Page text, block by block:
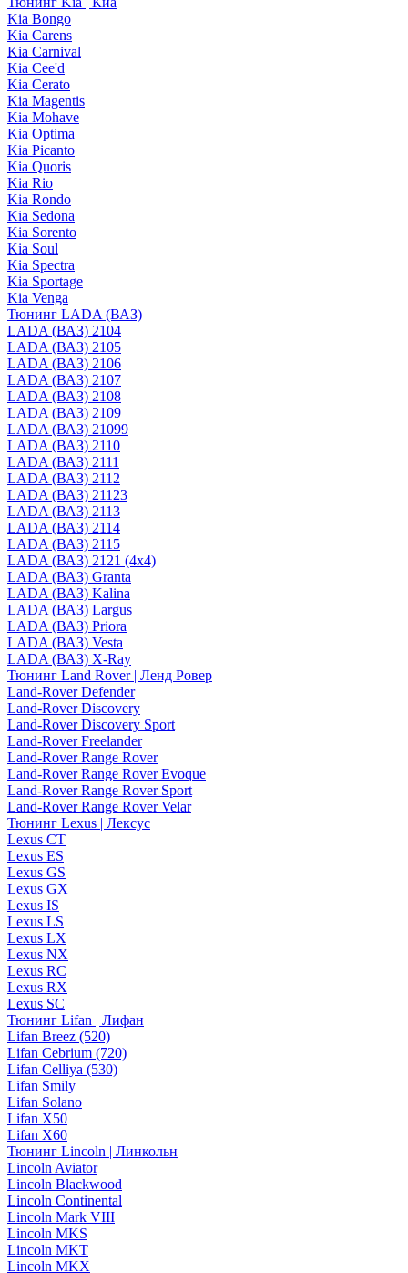
Kia Bongo
Kia Carens
Kia Carnival
Kia Cee'd
Kia Cerato
Kia Magentis
Kia Mohave
Kia Optima
Kia Picanto
Kia Quoris
Kia Rio
Kia Rondo
Kia Sedona
Kia Sorento
Kia Soul
Kia Spectra
Kia Sportage
Kia Venga
Тюнинг LADA (ВАЗ)
LADA (ВАЗ) 2104
LADA (ВАЗ) 2105
LADA (ВАЗ) 2106
LADA (ВАЗ) 2107
LADA (ВАЗ) 2108
LADA (ВАЗ) 2109
LADA (ВАЗ) 21099
LADA (ВАЗ) 2110
LADA (ВАЗ) 2111
LADA (ВАЗ) 2112
LADA (ВАЗ) 21123
LADA (ВАЗ) 2113
LADA (ВАЗ) 2114
LADA (ВАЗ) 2115
LADA (ВАЗ) 2121 (4x4)
LADA (ВАЗ) Granta
LADA (ВАЗ) Kalina
LADA (ВАЗ) Largus
LADA (ВАЗ) Priora
LADA (ВАЗ) Vesta
LADA (ВАЗ) X-Ray
Тюнинг Land Rover | Ленд Ровер
Land-Rover Defender
Land-Rover Discovery
Land-Rover Discovery Sport
Land-Rover Freelander
Land-Rover Range Rover
Land-Rover Range Rover Evoque
Land-Rover Range Rover Sport
Land-Rover Range Rover Velar
Тюнинг Lexus | Лексус
Lexus CT
Lexus ES
Lexus GS
Lexus GX
Lexus IS
Lexus LS
Lexus LX
Lexus NX
Lexus RC
Lexus RX
Lexus SC
Тюнинг Lifan | Лифан
Lifan Breez (520)
Lifan Cebrium (720)
Lifan Celliya (530)
Lifan Smily
Lifan Solano
Lifan X50
Lifan X60
Тюнинг Lincoln | Линкольн
Lincoln Aviator
Lincoln Blackwood
Lincoln Continental
Lincoln Mark VIII
Lincoln MKS
Lincoln MKT
Lincoln MKX